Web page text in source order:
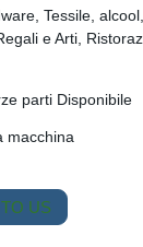
Tessile,
e Arti,
parti Disponibile
macchina
US